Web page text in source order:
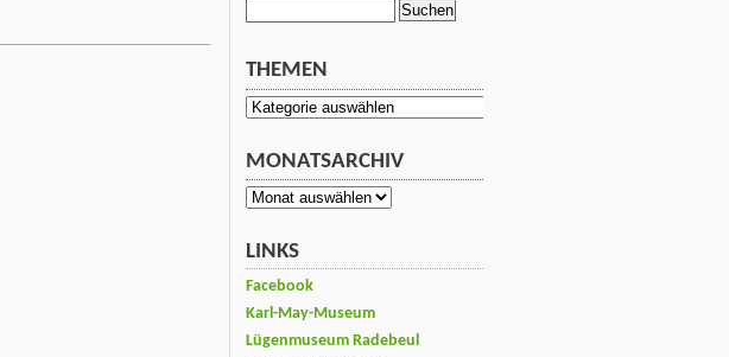
THEMEN
Themen
MONATSARCHIV
Monatsarchiv
LINKS
Facebook
Karl-May-Museum
Lügenmuseum Radebeul